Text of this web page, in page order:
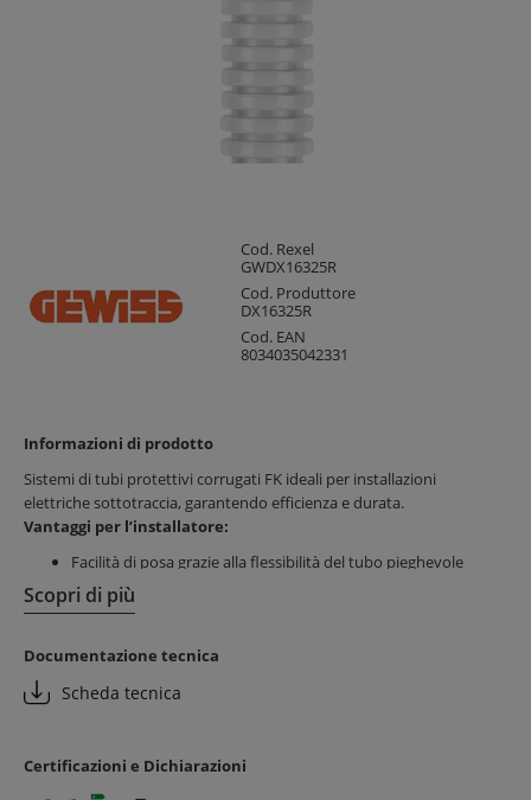
Cod. Rexel
GWDX16325R
Cod. Produttore
DX16325R
Cod. EAN
8034035042331
Informazioni di prodotto
Sistemi di tubi protettivi corrugati FK ideali per installazioni
elettriche sottotraccia, garantendo efficienza e durata.
Vantaggi per l’installatore:
Facilità di posa grazie alla flessibilità del tubo pieghevole
Risparmio di tempo durante l’installazione
Materiali resistenti a raggi UV e agenti atmosferici
Vantaggi per il cliente finale:
Durata prolungata dell’impianto
Scopri di più
Documentazione tecnica
Scheda tecnica
Certificazioni e Dichiarazioni